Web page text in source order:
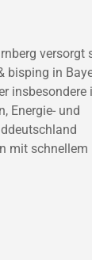
versorgt
bisping in
insbesondere
Energie- und
mit schnellem